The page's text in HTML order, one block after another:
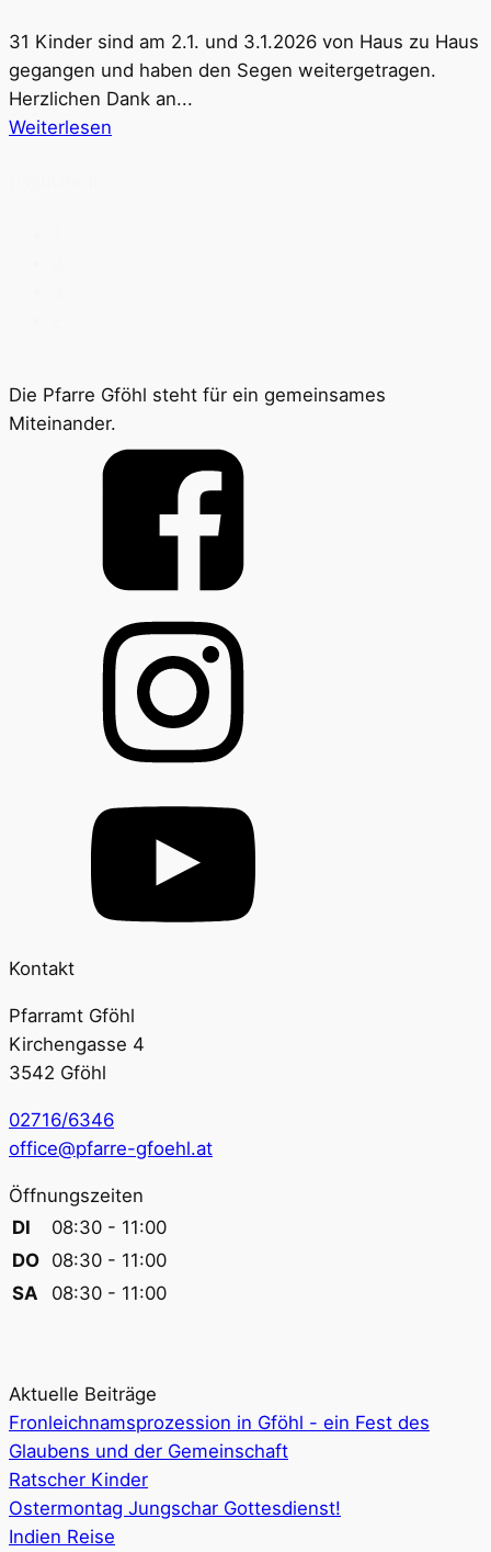
31 Kinder sind am 2.1. und 3.1.2026 von Haus zu Haus
gegangen und haben den Segen weitergetragen.
Herzlichen Dank an...
Weiterlesen
Die Pfarre Gföhl steht für ein gemeinsames
Miteinander.
Kontakt
Pfarramt Gföhl
Kirchengasse 4
3542 Gföhl
02716/6346
office@pfarre-gfoehl.at
Öffnungszeiten
DI
08:30 - 11:00
DO 08:30 - 11:00
SA
08:30 - 11:00
Aktuelle Beiträge
Fronleichnamsprozession in Gföhl - ein Fest des
Glaubens und der Gemeinschaft
Ratscher Kinder
Ostermontag Jungschar Gottesdienst!
Indien Reise